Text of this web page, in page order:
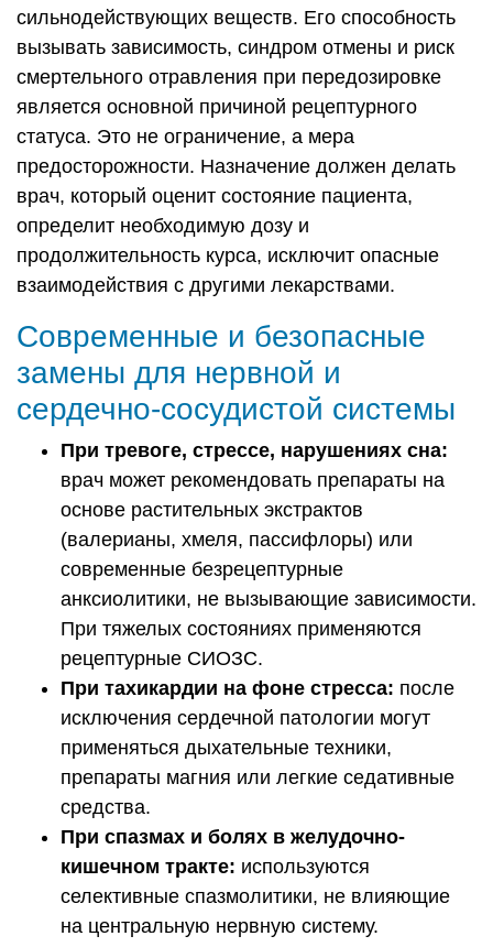
сильнодействующих веществ. Его способность
вызывать зависимость, синдром отмены и риск
смертельного отравления при передозировке
является основной причиной рецептурного
статуса. Это не ограничение, а мера
предосторожности. Назначение должен делать
врач, который оценит состояние пациента,
определит необходимую дозу и
продолжительность курса, исключит опасные
взаимодействия с другими лекарствами.
Современные и безопасные
замены для нервной и
сердечно-сосудистой системы
При тревоге, стрессе, нарушениях сна:
врач может рекомендовать препараты на
основе растительных экстрактов
(валерианы, хмеля, пассифлоры) или
современные безрецептурные
анксиолитики, не вызывающие зависимости.
При тяжелых состояниях применяются
рецептурные СИОЗС.
При тахикардии на фоне стресса: после
исключения сердечной патологии могут
применяться дыхательные техники,
препараты магния или легкие седативные
средства.
При спазмах и болях в желудочно-
кишечном тракте: используются
селективные спазмолитики, не влияющие
на центральную нервную систему.